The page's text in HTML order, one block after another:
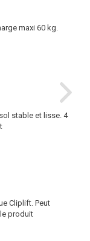
maxi 60 kg.
stable et lisse. 4
Cliplift. Peut
produit